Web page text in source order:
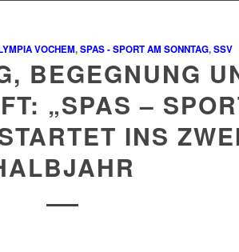
VOCHEM,SPAS - SPORT AM SONNTAG,SSV
BEGEGNUNG
„SPAS –
INS